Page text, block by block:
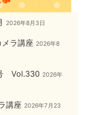
2026年8月3日
ラ講座 2026年8
Vol.330 2026年
講座 2026年7月23